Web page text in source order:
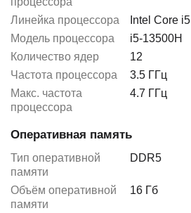
Линейка процессора
Intel Core i5
Модель процессора
i5-13500H
Количество ядер
12
Частота процессора
3.5 ГГц
Макс. частота
процессора
4.7 ГГц
Оперативная память
Тип оперативной
памяти
DDR5
Объём оперативной
памяти
16 Гб